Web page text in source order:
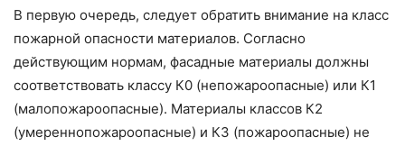
В первую очередь, следует обратить внимание на класс
пожарной опасности материалов. Согласно
действующим нормам, фасадные материалы должны
соответствовать классу К0 (непожароопасные) или К1
(малопожароопасные). Материалы классов К2
(умереннопожароопасные) и К3 (пожароопасные) не